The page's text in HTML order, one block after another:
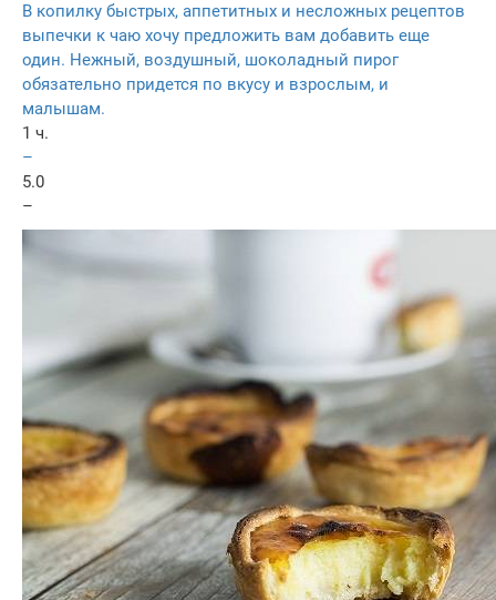
В копилку быстрых, аппетитных и несложных рецептов
выпечки к чаю хочу предложить вам добавить еще
один. Нежный, воздушный, шоколадный пирог
обязательно придется по вкусу и взрослым, и
малышам.
1 ч.
–
5.0
–